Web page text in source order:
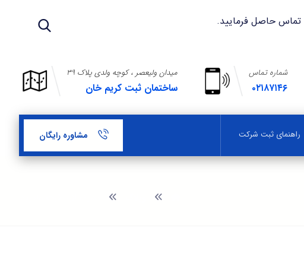
میدان ولیعصر ، کوچه ولدی پلاک ۳۹
ساختمان ثبت کریم خان
شماره تماس
۰۲۱۸۷۱۴۶
راهنمای ثبت شرکت مشاوره رایگان